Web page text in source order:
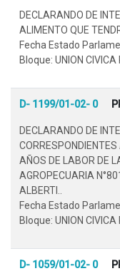
DECLARANDO DE
ALIMENTO QUE
Fecha Estado
Bloque: UNION CIVICA
D- 1199/01-02- 0
DECLARANDO DE
AÑOS DE LABOR DE
AGROPECUARIA
ALBERTI..
Fecha Estado
Bloque: UNION CIVICA
D- 1059/01-02- 0